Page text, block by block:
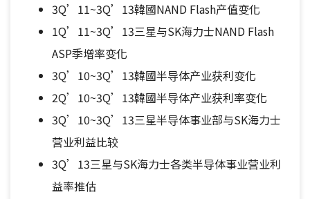
3Q’11~3Q’13韓國NAND Flash产值变化
1Q’11~3Q’13三星与SK海力士NAND Flash
ASP季增率变化
3Q’10~3Q’13韓國半导体产业获利变化
2Q’10~3Q’13韓國半导体产业获利率变化
3Q’10~3Q’13三星半导体事业部与SK海力士
营业利益比较
3Q’13三星与SK海力士各类半导体事业营业利
益率推估